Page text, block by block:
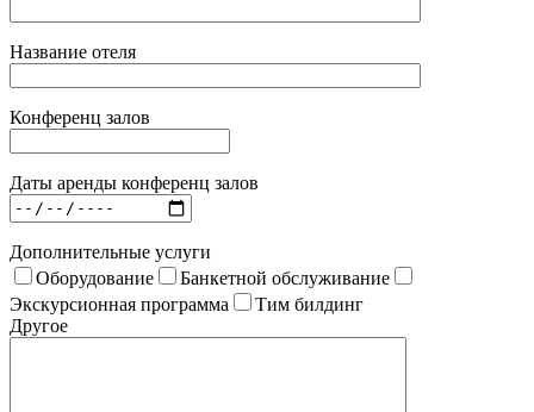
Название отеля
Конференц залов
Даты аренды конференц залов
Дополнительные услуги
Оборудование
Банкетной обслуживание
Экскурсионная программа
Тим билдинг
Другое